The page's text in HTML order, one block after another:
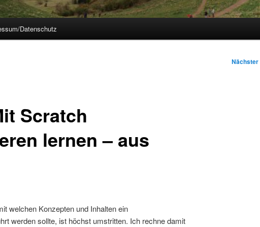
Datenschutz
Nächster
Scratch
lernen – aus
welchen Konzepten und Inhalten ein
werden sollte, ist höchst umstritten. Ich rechne damit